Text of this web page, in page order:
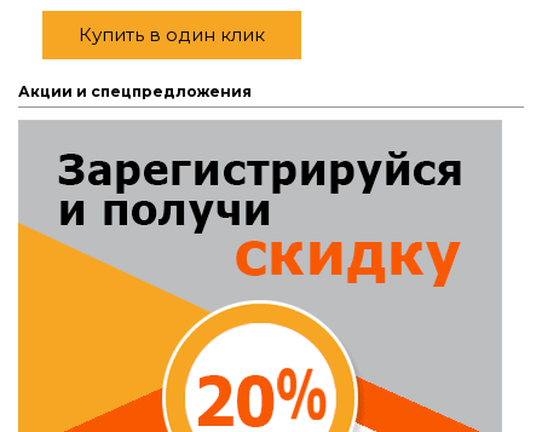
Купить в один клик
Акции и спецпредложения